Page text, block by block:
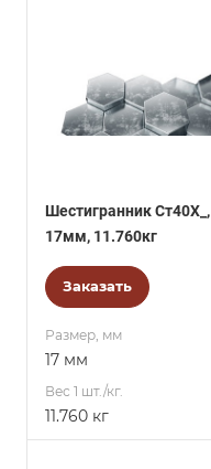
Шестигранник Ст40Х_,
17мм, 11.760кг
Заказать
Размер, мм
17 мм
Вес 1 шт./кг.
11.760 кг